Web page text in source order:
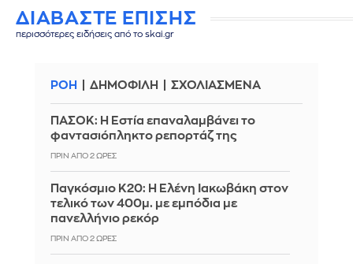
ΔΙΑΒΑΣΤΕ ΕΠΙΣΗΣ
περισσότερες ειδήσεις από το skai.gr
ΡΟΗ ΔΗΜΟΦΙΛΗ ΣΧΟΛΙΑΣΜΕΝΑ
ΠΑΣΟΚ: Η Εστία επαναλαμβάνει το
φαντασιόπληκτο ρεπορτάζ της
ΠΡΙΝ ΑΠΌ 2 ΏΡΕΣ
Παγκόσμιο Κ20: Η Ελένη Ιακωβάκη στον
τελικό των 400μ. με εμπόδια με
πανελλήνιο ρεκόρ
ΠΡΙΝ ΑΠΌ 2 ΏΡΕΣ